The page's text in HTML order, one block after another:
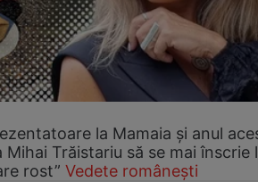
la Mamaia și anul
Mihai Trăistariu să se mai înscrie
rost” Vedete românești